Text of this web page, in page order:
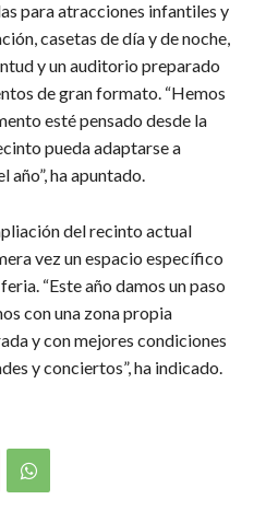
para atracciones infantiles y
casetas de día y de noche,
y un auditorio preparado
de gran formato. “Hemos
esté pensado desde la
pueda adaptarse a
ha apuntado.
del recinto actual
vez un espacio específico
“Este año damos un paso
con una zona propia
y con mejores condiciones
y conciertos”, ha indicado.